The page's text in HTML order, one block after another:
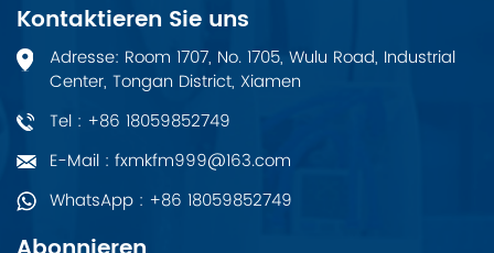
DDR4, 5x PCIe 4.0 x16 +
2x PCIe 4.0 x8, 9x SATA
3, 5x USB 3.2 (Gen1),
Kontaktieren Sie uns
Adresse: Room 1707, No. 1705, Wulu Road, Industrial
Center, Tongan District, Xiamen
Tel : +86 18059852749
E-Mail : fxmkfm999@163.com
WhatsApp : +86 18059852749